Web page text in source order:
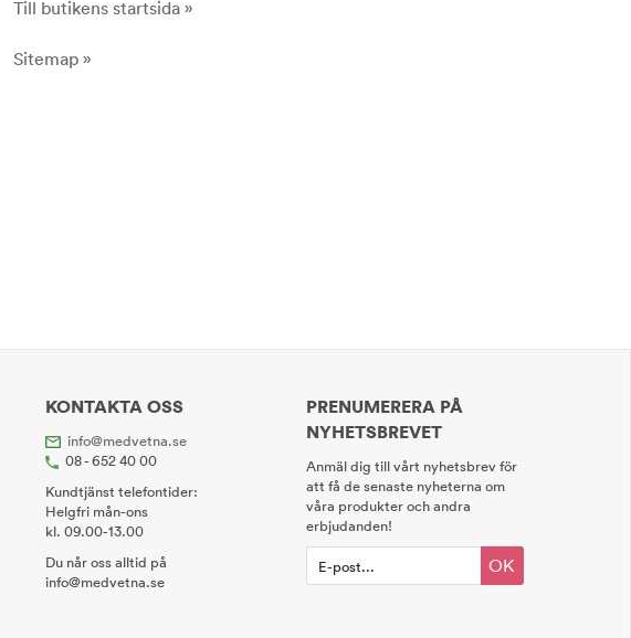
Till butikens startsida »
Sitemap »
KONTAKTA OSS
info@medvetna.se
08 - 652 40 00
Kundtjänst telefontider:
Helgfri mån-ons
kl. 09.00-13.00
Du når oss alltid på
info@medvetna.se
PRENUMERERA PÅ
NYHETSBREVET
Anmäl dig till vårt nyhetsbrev för
att få de senaste nyheterna om
våra produkter och andra
erbjudanden!
OK